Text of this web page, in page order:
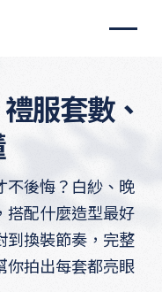
服套數、
不後悔？白紗、晚
搭配什麼造型最好
到換裝節奏，完整
你拍出每套都亮眼